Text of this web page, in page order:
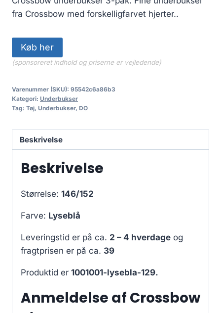
fra Crossbow med forskelligfarvet hjerter..
Køb her
(sponsoreret indhold og priserne er vejledende)
Varenummer (SKU): 95542c6a86b3
Kategori: Underbukser
Tag: Tøj, Underbukser, DO
Beskrivelse
Beskrivelse
Størrelse: 146/152
Farve: Lyseblå
Leveringstid er på ca. 2 – 4 hverdage og
fragtprisen er på ca. 39
Produktid er 1001001-lysebla-129.
Anmeldelse af Crossbow